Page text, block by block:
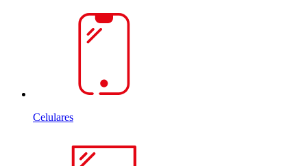
Celulares